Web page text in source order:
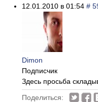
12.01.2010 в 01:54 #
Dimon
Подписчик
Здесь просьба
Поделиться: